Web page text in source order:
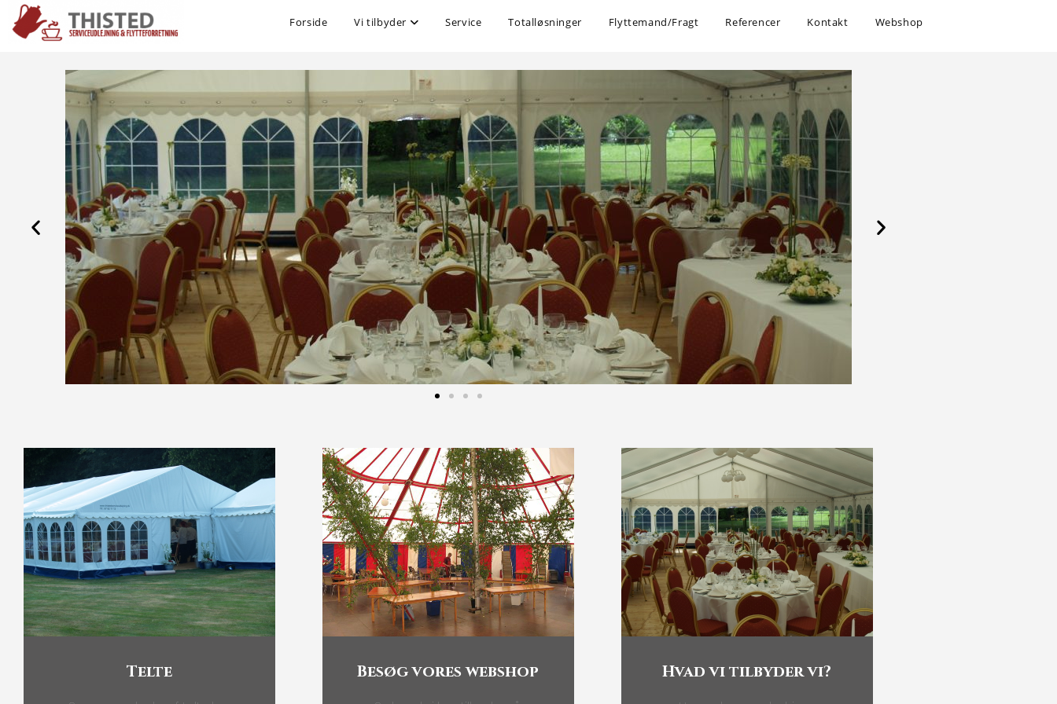
Forside Vi tilbyder Service Totalløsninger Flyttemand/Fragt Referencer Kontakt Webshop
Telte Besøg vores webshop Hvad vi tilbyder vi?